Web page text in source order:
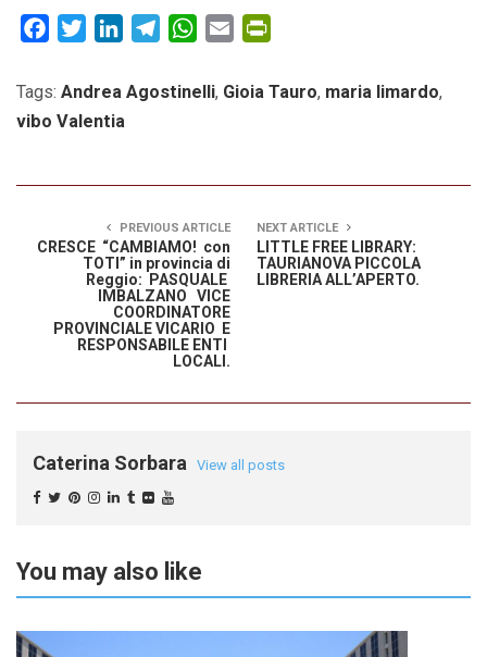
FacebookTwitterLinkedInTelegramWhatsApp
Email
Tags: Andrea Agostinelli, Gioia Tauro, maria limardo,
vibo Valentia
PREVIOUS ARTICLE
CRESCE “CAMBIAMO! con
TOTI” in provincia di
Reggio: PASQUALE
IMBALZANO VICE
COORDINATORE
PROVINCIALE VICARIO E
RESPONSABILE ENTI
LOCALI.
NEXT ARTICLE
LITTLE FREE LIBRARY:
TAURIANOVA PICCOLA
LIBRERIA ALL’APERTO.
Caterina Sorbara View all posts
You may also like